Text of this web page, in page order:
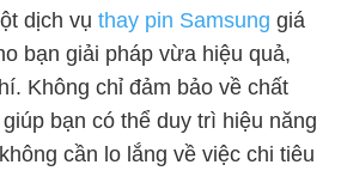
dịch vụ thay pin Samsung giá
bạn giải pháp vừa hiệu quả,
Không chỉ đảm bảo về chất
bạn có thể duy trì hiệu năng
cần lo lắng về việc chi tiêu